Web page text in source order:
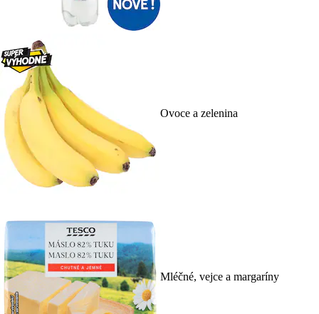
Ovoce a zelenina
Mléčné, vejce a margaríny